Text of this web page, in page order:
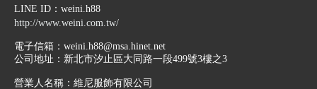
LINE ID ：weini.h88
http://www.weini.com.tw/
電子信箱： weini.h88@msa.hinet.net
公司地址： 新北市汐止區大同路一段499號3樓之3
營業人名稱：維尼服飾有限公司